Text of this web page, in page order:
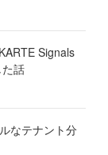
Signals
話
なテナント分